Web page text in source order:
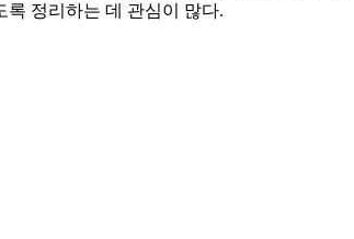
정리하는 데 관심이 많다.